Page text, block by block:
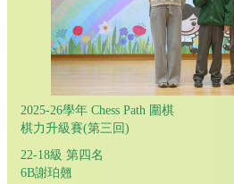
2025-26學年 Chess Path 圍棋
棋力升級賽(第三回)
22-18級 第四名
6B謝珀翹